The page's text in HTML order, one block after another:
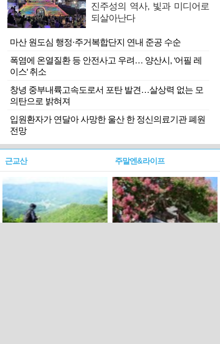
진주성의 역사, 빛과 미디어로
되살아난다
마산 원도심 행정·주거복합단지 연내 준공 수순
폭염에 온열질환 등 안전사고 우려… 양산시, '어필 레
이스' 취소
창녕 중부내륙고속도로서 포탄 발견…살상력 없는 모
의탄으로 밝혀져
입원환자가 연달아 사망한 울산 한 정신의료기관 폐원
전망
근교산 주말엔&라이프